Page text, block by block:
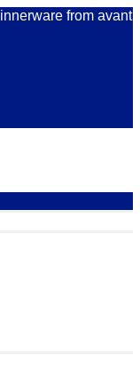
from avant